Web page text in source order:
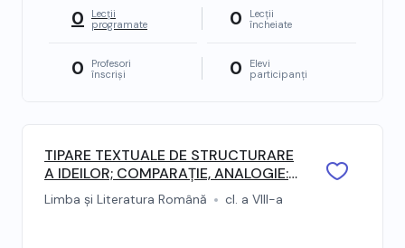
0
Lecții
programate
0
Lecții
încheiate
0
Profesori
înscriși
0
Elevi
participanți
TIPARE TEXTUALE DE STRUCTURARE
A IDEILOR; COMPARAȚIE, ANALOGIE:
compararea; analogia
Limba și Literatura Română cl. a VIII-a